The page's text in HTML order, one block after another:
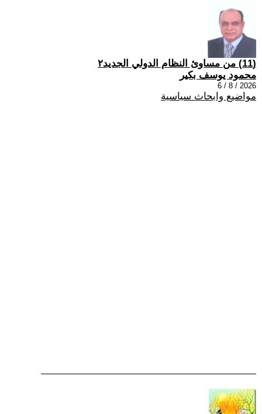
(11) من مساوئ النظام الدولي الجديد٢
محمود يوسف بكير
2026 / 8 / 6
مواضيع وابحاث سياسية